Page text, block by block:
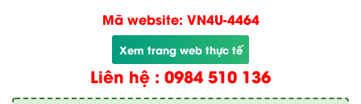
Mã website: VN4U-4464
Xem trang web thực tế
Liên hệ : 0984 510 136